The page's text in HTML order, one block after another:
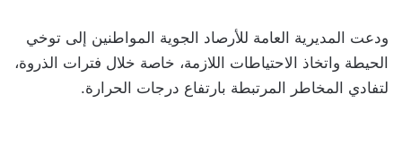
ودعت المديرية العامة للأرصاد الجوية المواطنين إلى توخي
الحيطة واتخاذ الاحتياطات اللازمة، خاصة خلال فترات الذروة،
لتفادي المخاطر المرتبطة بارتفاع درجات الحرارة.